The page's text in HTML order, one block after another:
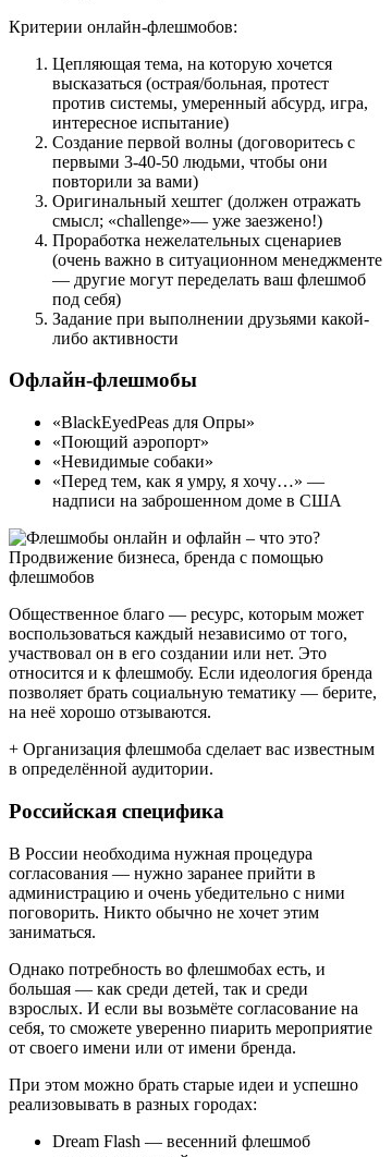
Критерии онлайн-флешмобов:
Цепляющая тема, на которую хочется
высказаться (острая/больная, протест
против системы, умеренный абсурд, игра,
интересное испытание)
Создание первой волны (договоритесь с
первыми 3-40-50 людьми, чтобы они
повторили за вами)
Оригинальный хештег (должен отражать
смысл; «сhallenge»— уже заезжено!)
Проработка нежелательных сценариев
(очень важно в ситуационном менеджменте
— другие могут переделать ваш флешмоб
под себя)
Задание при выполнении друзьями какой-
либо активности
Офлайн-флешмобы
«BlackEyedPeas для Опры»
«Поющий аэропорт»
«Невидимые собаки»
«Перед тем, как я умру, я хочу…» —
надписи на заброшенном доме в США
Общественное благо — ресурс, которым может
воспользоваться каждый независимо от того,
участвовал он в его создании или нет. Это
относится и к флешмобу. Если идеология бренда
позволяет брать социальную тематику — берите,
на неё хорошо отзываются.
+ Организация флешмоба сделает вас известным
в определённой аудитории.
Российская специфика
В России необходима нужная процедура
согласования — нужно заранее прийти в
администрацию и очень убедительно с ними
поговорить. Никто обычно не хочет этим
заниматься.
Однако потребность во флешмобах есть, и
большая — как среди детей, так и среди
взрослых. И если вы возьмёте согласование на
себя, то сможете уверенно пиарить мероприятие
от своего имени или от имени бренда.
При этом можно брать старые идеи и успешно
реализовывать в разных городах:
Dream Flash — весенний флешмоб